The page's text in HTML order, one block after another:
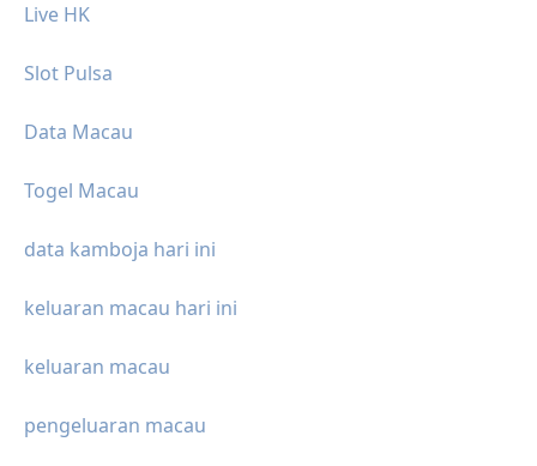
Live HK
Slot Pulsa
Data Macau
Togel Macau
data kamboja hari ini
keluaran macau hari ini
keluaran macau
pengeluaran macau